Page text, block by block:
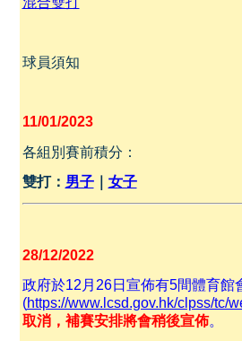
球員須知
11/01/2023
各組別賽前積分：
雙打： 男子｜ 女子
28/12/2022
政府於12月26日宣佈有5間體育館
(https://www.lcsd.gov.hk/clpss/tc/
取消，補賽安排將會稍後宣佈。